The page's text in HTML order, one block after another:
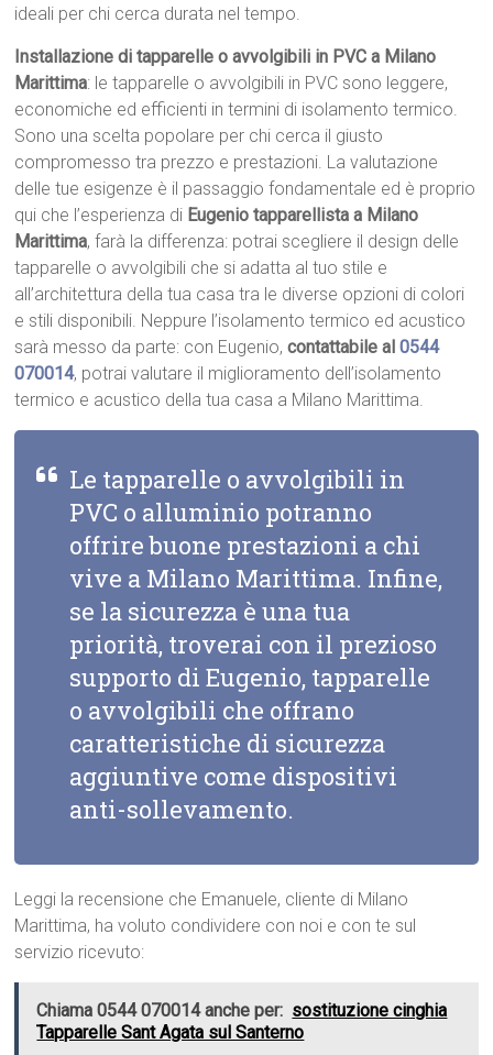
ideali per chi cerca durata nel tempo.
Installazione di tapparelle o avvolgibili in PVC a Milano
Marittima: le tapparelle o avvolgibili in PVC sono leggere,
economiche ed efficienti in termini di isolamento termico.
Sono una scelta popolare per chi cerca il giusto
compromesso tra prezzo e prestazioni. La valutazione
delle tue esigenze è il passaggio fondamentale ed è proprio
qui che l’esperienza di Eugenio tapparellista a Milano
Marittima, farà la differenza: potrai scegliere il design delle
tapparelle o avvolgibili che si adatta al tuo stile e
all’architettura della tua casa tra le diverse opzioni di colori
e stili disponibili. Neppure l’isolamento termico ed acustico
sarà messo da parte: con Eugenio,contattabile al0544
070014, potrai valutare il miglioramento dell’isolamento
termico e acustico della tua casa a Milano Marittima.
Le tapparelle o avvolgibili in
PVC o alluminio potranno
offrire buone prestazioni a chi
vive a Milano Marittima. Infine,
se la sicurezza è una tua
priorità, troverai con il prezioso
supporto di Eugenio, tapparelle
o avvolgibili che offrano
caratteristiche di sicurezza
aggiuntive come dispositivi
anti-sollevamento.
Leggi la recensione che Emanuele, cliente di Milano
Marittima, ha voluto condividere con noi e con te sul
servizio ricevuto:
Chiama 0544 070014 anche per: sostituzione cinghia
Tapparelle Sant Agata sul Santerno